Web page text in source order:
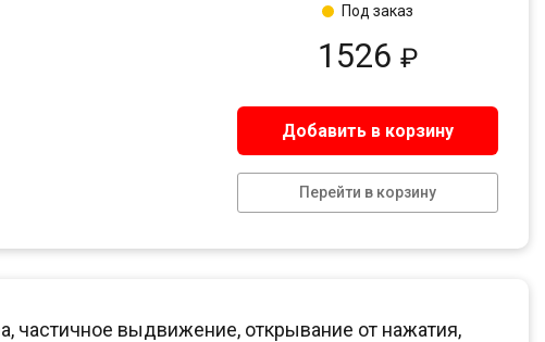
1526 ₽
Добавить в корзину
Перейти в корзину
Под заказ
выдвижение, открывание от нажатия,